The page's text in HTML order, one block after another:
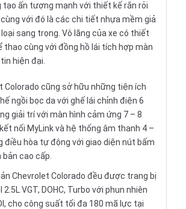
tạo ấn tượng mạnh với thiết kế rắn rỏi
với đó là các chi tiết nhựa mềm giả
sang trọng. Vô lăng của xe có thiết
thao cùng với đồng hồ lái tích hợp màn
hiện đại.
Colorado cũng sở hữu những tiện ích
ngồi bọc da với ghế lái chỉnh điện 6
giải trí với màn hình cảm ứng 7 – 8
nối MyLink và hệ thống âm thanh 4 –
điều hòa tự động với giao diện nút bấm
cao cấp.
Chevrolet Colorado đều được trang bị
VGT, DOHC, Turbo với phun nhiên
cho công suất tối đa 180 mã lực tại